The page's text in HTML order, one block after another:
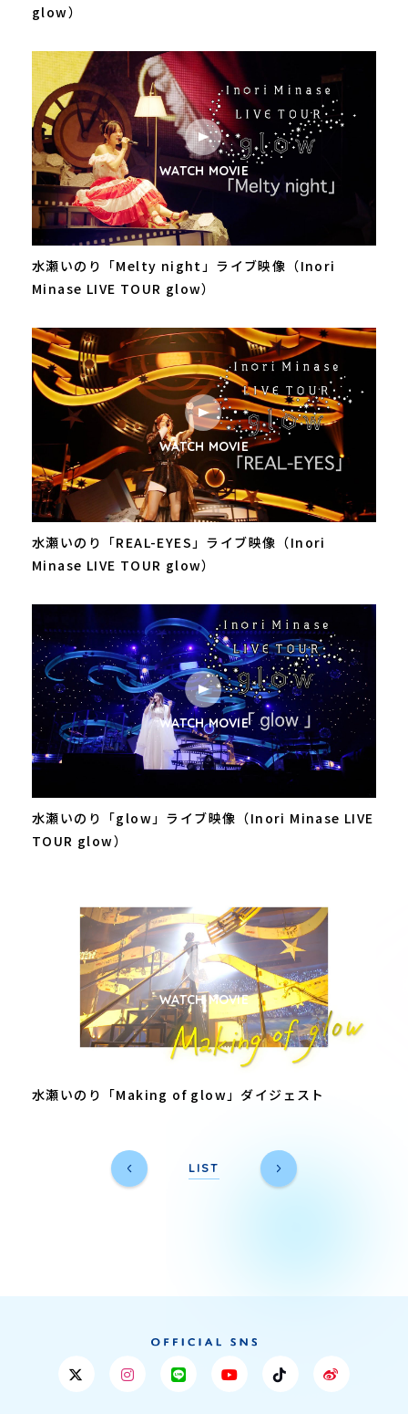
glow）
WATCH MOVIE
水瀬いのり「Melty night」ライブ映像（Inori
Minase LIVE TOUR glow）
WATCH MOVIE
水瀬いのり「REAL-EYES」ライブ映像（Inori
Minase LIVE TOUR glow）
WATCH MOVIE
水瀬いのり「glow」ライブ映像（Inori Minase LIVE
TOUR glow）
WATCH MOVIE
水瀬いのり「Making of glow」ダイジェスト
LIST